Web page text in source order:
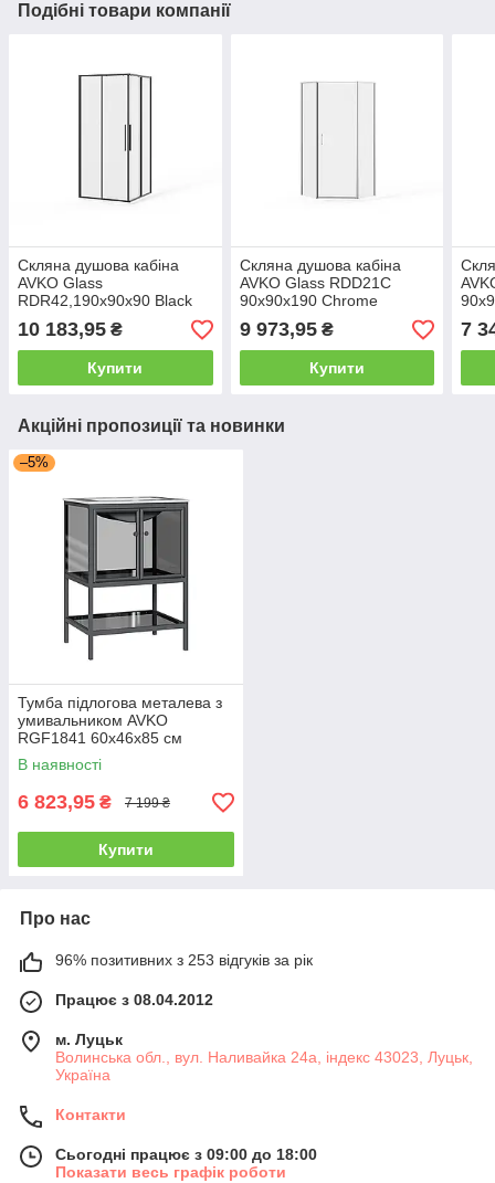
Подібні товари компанії
Скляна душова кабіна
AVKO Glass
RDR42,190х90х90 Black
10 183,95 ₴
Купити
Скляна душова кабіна
AVKO Glass RDD21C
90x90x190 Chrome
9 973,95₴
Купити
7
Акційні пропозиції та новинки
–5%
Тумба підлогова металева з
умивальником AVKO
RGF1841 60х46х85 см
В наявності
6 823,95 ₴ 7 199 ₴
Купити
Про нас
96% позитивних з 253 відгуків за рік
Працює з 08.04.2012
м. Луцьк
Волинська обл., вул. Наливайка 24а, індекс 43023, Луцьк,
Україна
Контакти
Сьогодні працює з 09:00 до 18:00
Показати весь графік роботи